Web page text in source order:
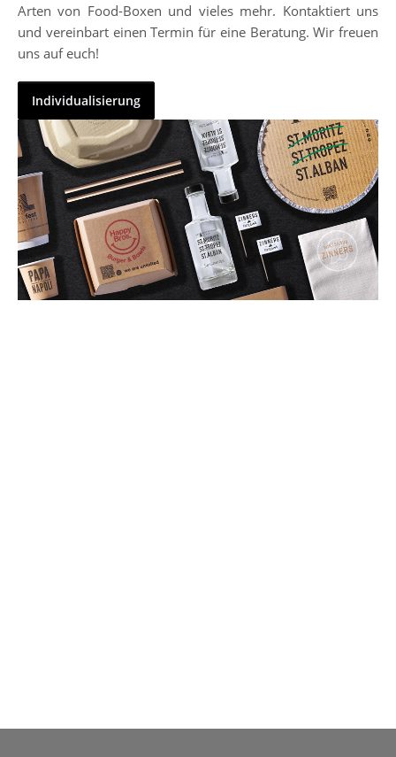
Arten von Food-Boxen und vieles mehr. Kontaktiert uns
und vereinbart einen Termin für eine Beratung. Wir freuen
uns auf euch!
Individualisierung